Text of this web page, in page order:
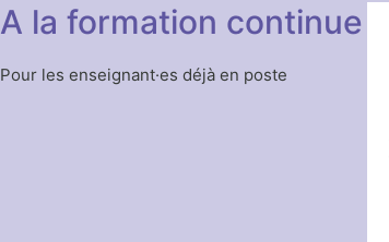
A la formation continue
Pour les enseignant·es déjà en poste